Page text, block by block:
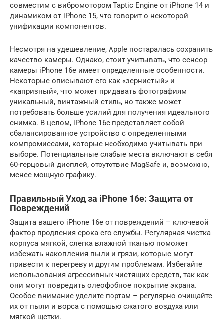
совместим с вибромотором Taptic Engine от iPhone 14 и
динамиком от iPhone 15, что говорит о некоторой
унификации компонентов.
Несмотря на удешевление, Apple постаралась сохранить
качество камеры. Однако, стоит учитывать, что сенсор
камеры iPhone 16e имеет определенные особенности.
Некоторые описывают его как «зернистый» и
«капризный», что может придавать фотографиям
уникальный, винтажный стиль, но также может
потребовать больше усилий для получения идеального
снимка. В целом, iPhone 16e представляет собой
сбалансированное устройство с определенными
компромиссами, которые необходимо учитывать при
выборе. Потенциальные слабые места включают в себя
60-герцовый дисплей, отсутствие MagSafe и, возможно,
менее мощную графику.
Правильный Уход за iPhone 16e: Защита от
Повреждений
Защита вашего iPhone 16e от повреждений – ключевой
фактор продления срока его службы. Регулярная чистка
корпуса мягкой, слегка влажной тканью поможет
избежать накопления пыли и грязи, которые могут
привести к перегреву и другим проблемам. Избегайте
использования агрессивных чистящих средств, так как
они могут повредить олеофобное покрытие экрана.
Особое внимание уделите портам – регулярно очищайте
их от пыли и ворса с помощью сжатого воздуха или
мягкой щетки.